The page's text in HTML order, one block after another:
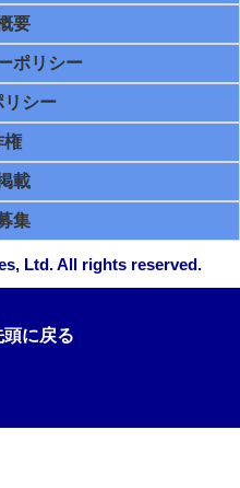
要
ポリシー
リシー
権
載
集
Ltd. All rights reserved.
に戻る